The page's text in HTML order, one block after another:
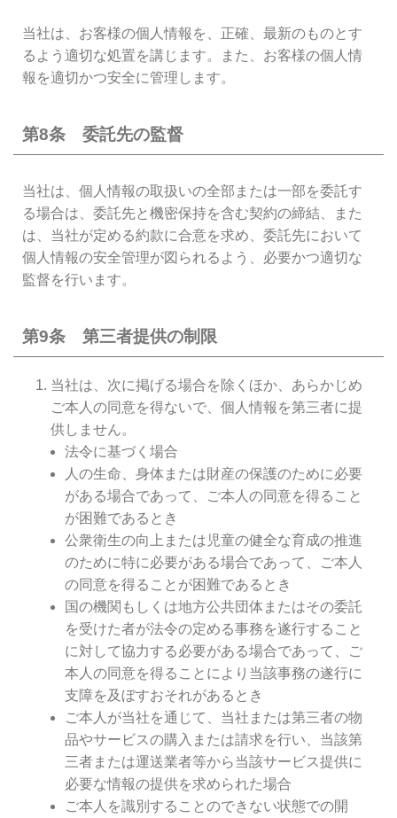
当社は、お客様の個人情報を、正確、最新のものとす
るよう適切な処置を講じます。また、お客様の個人情
報を適切かつ安全に管理します。
第8条 委託先の監督
当社は、個人情報の取扱いの全部または一部を委託す
る場合は、委託先と機密保持を含む契約の締結、また
は、当社が定める約款に合意を求め、委託先において
個人情報の安全管理が図られるよう、必要かつ適切な
監督を行います。
第9条 第三者提供の制限
当社は、次に掲げる場合を除くほか、あらかじめ
ご本人の同意を得ないで、個人情報を第三者に提
供しません。
法令に基づく場合
人の生命、身体または財産の保護のために必要
がある場合であって、ご本人の同意を得ること
が困難であるとき
公衆衛生の向上または児童の健全な育成の推進
のために特に必要がある場合であって、ご本人
の同意を得ることが困難であるとき
国の機関もしくは地方公共団体またはその委託
を受けた者が法令の定める事務を遂行すること
に対して協力する必要がある場合であって、ご
本人の同意を得ることにより当該事務の遂行に
支障を及ぼすおそれがあるとき
ご本人が当社を通じて、当社または第三者の物
品やサービスの購入または請求を行い、当該第
三者または運送業者等から当該サービス提供に
必要な情報の提供を求められた場合
ご本人を識別することのできない状態での開